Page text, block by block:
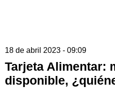
18 de abril 2023 - 09:09
Tarjeta Alimentar:
disponible,